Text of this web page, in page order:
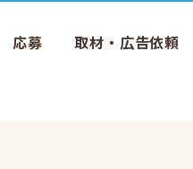
応募 取材・広告依頼